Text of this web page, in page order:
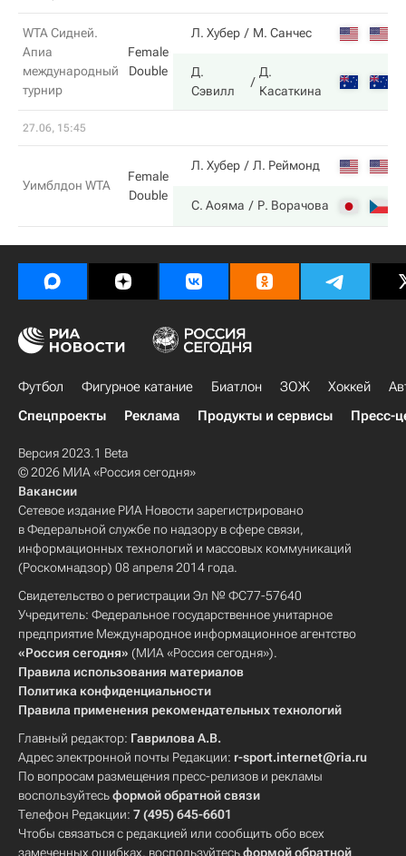
WTA Сидней.
Апиа
международный
турнир
Female
Double
Л. Хубер М. Санчес
Д.
Сэвилл
Д.
Касаткина
27.06, 15:45
Уимблдон WTA
Female
Double
Л. Хубер Л. Реймонд
С. Аояма Р. Ворачова
Футбол Фигурное катание Биатлон ЗОЖ Хоккей
Спецпроекты
Реклама Продукты и сервисы Пресс-
Версия 2023.1 Beta
© 2026 МИА «Россия сегодня»
Вакансии
Сетевое издание РИА Новости зарегистрировано
в Федеральной службе по надзору в сфере связи,
информационных технологий и массовых коммуникаций
(Роскомнадзор) 08 апреля 2014 года.
Свидетельство о регистрации Эл № ФС77-57640
Учредитель: Федеральное государственное унитарное
предприятие Международное информационное агентство
«Россия сегодня» (МИА «Россия сегодня»).
Правила использования материалов
Политика конфиденциальности
Правила применения рекомендательных технологий
Главный редактор: Гаврилова А.В.
Адрес электронной почты Редакции: r-sport.internet@ria.ru
По вопросам размещения пресс-релизов и рекламы
воспользуйтесьформой обратной связи
Телефон Редакции: 7 (495) 645-6601
Чтобы связаться с редакцией или сообщить обо всех
замеченных ошибках, воспользуйтесьформой обратной